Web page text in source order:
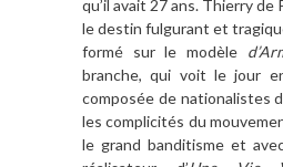
qu’il avait 27 ans. Thierry
le destin fulgurant et
formé sur le modèle
branche, qui voit le jour
composée de nationalistes
les complicités du
le grand banditisme et